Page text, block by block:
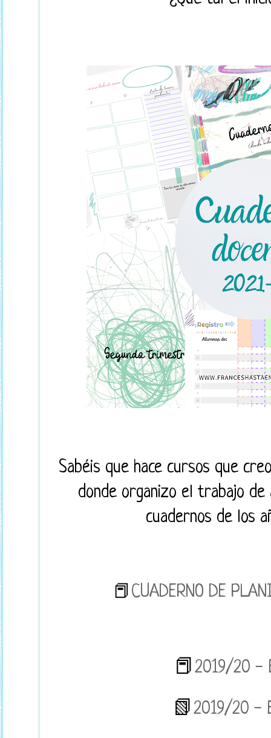
Sabéis que hace cursos que
donde organizo el trabajo de
cuadernos de los
📕CUADERNO DE
📕2019/20 -
📗2019/20 -